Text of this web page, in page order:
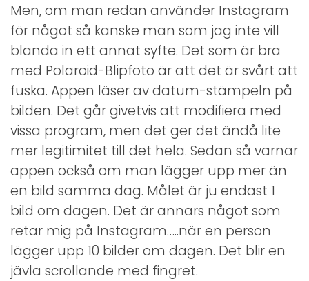
Men, om man redan använder Instagram
för något så kanske man som jag inte vill
blanda in ett annat syfte. Det som är bra
med Polaroid-Blipfoto är att det är svårt att
fuska. Appen läser av datum-stämpeln på
bilden. Det går givetvis att modifiera med
vissa program, men det ger det ändå lite
mer legitimitet till det hela. Sedan så varnar
appen också om man lägger upp mer än
en bild samma dag. Målet är ju endast 1
bild om dagen. Det är annars något som
retar mig på Instagram…..när en person
lägger upp 10 bilder om dagen. Det blir en
jävla scrollande med fingret.